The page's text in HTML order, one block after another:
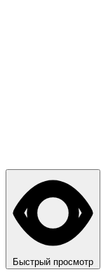
Быстрый просмотр